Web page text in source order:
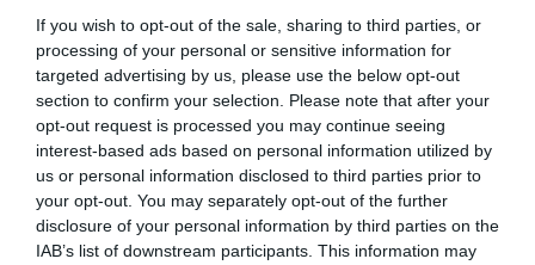
If you wish to opt-out of the sale, sharing to third parties, or
processing of your personal or sensitive information for
targeted advertising by us, please use the below opt-out
section to confirm your selection. Please note that after your
opt-out request is processed you may continue seeing
interest-based ads based on personal information utilized by
us or personal information disclosed to third parties prior to
your opt-out. You may separately opt-out of the further
disclosure of your personal information by third parties on the
IAB’s list of downstream participants. This information may
amelyekben az Európai Bizottságnak vitája volt
a kormánnyal.
Az állatvédelmi törvény módosítása viszont
nem tekinthető lezártnak, a civil
szervezetekkel zajlik az egyeztetés - jelezte.